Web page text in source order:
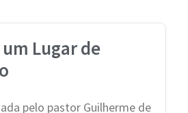
Lugar de
pelo pastor Guilherme de